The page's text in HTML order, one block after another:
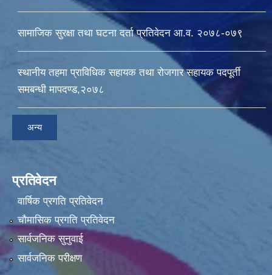
सामाजिक सुरक्षा तथा घटना दर्ता प्रतिवेदन आ.व. २०७८-०७९
स्थानीय तहमा प्राविधिक सहायक तथा रोजगार सहायक पदपूर्ती
समबन्धी मापदण्ड,२०७८
अन्य
प्रतिवेदन
वार्षिक प्रगति प्रतिवेदन
चौमासिक प्रगति प्रतिवेदन
सार्वजनिक सुनुवाई
सार्वजनिक परीक्षण